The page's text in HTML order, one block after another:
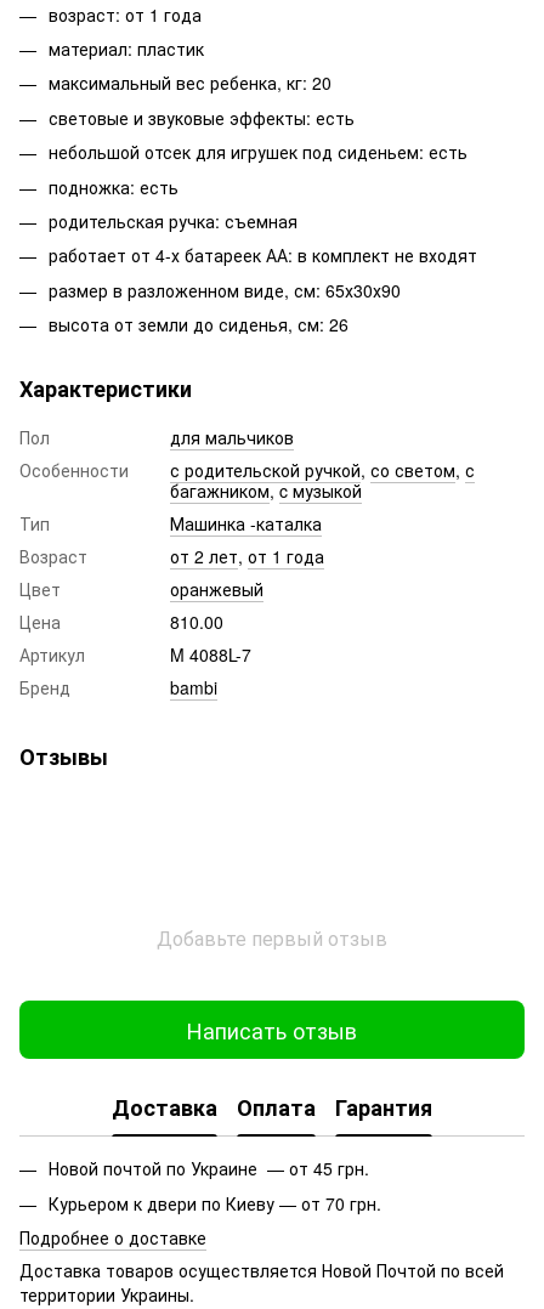
возраст: от 1 года
материал: пластик
максимальный вес ребенка, кг: 20
световые и звуковые эффекты: есть
небольшой отсек для игрушек под сиденьем: есть
подножка: есть
родительская ручка: съемная
работает от 4-х батареек АА: в комплект не входят
размер в разложенном виде, см: 65х30х90
высота от земли до сиденья, см: 26
Характеристики
Пол
для мальчиков
Особенности
с родительской ручкой, со светом, с
багажником,c музыкой
Тип
Машинка -каталка
Возраст
от 2 лет, от 1 года
Цвет
оранжевый
Цена
810.00
Артикул
M 4088L-7
Бренд
bambi
Отзывы
Добавьте первый отзыв
Написать отзыв
Доставка Оплата Гарантия
Новой почтой по Украине — от 45 грн.
Курьером к двери по Киеву — от 70 грн.
Подробнее о доставке
Доставка товаров осуществляется Новой Почтой по всей
территории Украины.